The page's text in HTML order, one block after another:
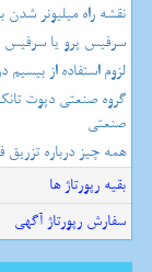
نقشه راه میلیونر شدن
سرفیس پرو یا سرفیس
لزوم استفاده از
گروه صنعتی دپوت
صنعتی
همه چیز درباره تزریق
بقیه رپورتاژ ها
سفارش رپورتاژ آگهی